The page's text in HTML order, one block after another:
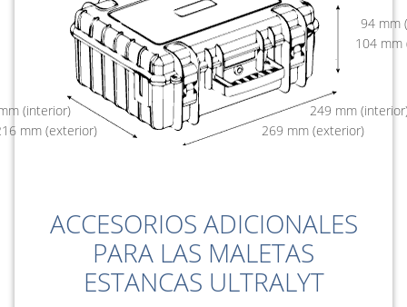
249
269
94
104
ACCESORIOS ADICIONALES
PARA LAS MALETAS
ESTANCAS ULTRALYT